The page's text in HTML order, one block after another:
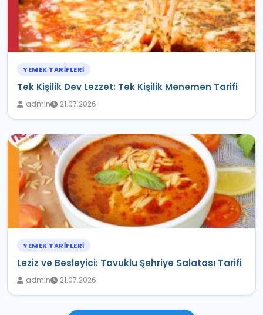
YEMEK TARIFLERI
Tek Kişilik Dev Lezzet: Tek Kişilik Menemen Tarifi
admin 21.07.2026
YEMEK TARIFLERI
Leziz ve Besleyici: Tavuklu Şehriye Salatası Tarifi
admin 21.07.2026